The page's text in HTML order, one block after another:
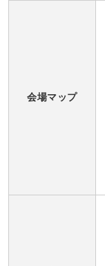
会場マップ